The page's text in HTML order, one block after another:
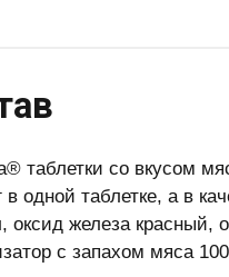
таблетки со вкусом
в одной таблетке, а в
оксид железа крас­ный,
с запахом мяса